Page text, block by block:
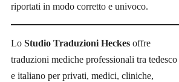
riportati in modo corretto e univoco.
Lo Studio Traduzioni Heckes offre
traduzioni mediche professionali tra tedesco
e italiano per privati, medici, cliniche,